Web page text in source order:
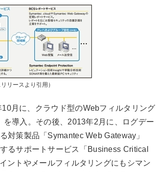
リースより引用）
月に、クラウド型のWebフィルタリング
導入。その後、2013年2月に、ログデー
対策製品「Symantec Web Gateway」
るサポートサービス「Business Critical
ントやメールフィルタリングにもシマン